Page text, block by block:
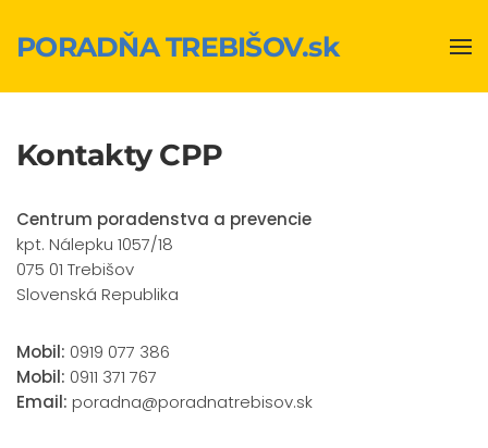
Skip to main content
PORADŇA TREBIŠOV.sk
Kontakty CPP
Centrum poradenstva a prevencie
kpt. Nálepku 1057/18
075 01 Trebišov
Slovenská Republika
Mobil: 0919 077 386
Mobil: 0911 371 767
Email: poradna@poradnatrebisov.sk